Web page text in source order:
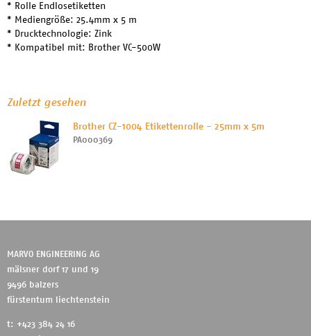
* Rolle Endlosetiketten
* Mediengröße: 25.4mm x 5 m
* Drucktechnologie: Zink
* Kompatibel mit: Brother VC-500W
Zuletzt gesehen
Brother CZ-1004 Etikettenrolle - 25mm x 5m
PA000369
MARVO ENGINEERING AG
mälsner dorf 17 und 19
9496 balzers
fürstentum liechtenstein
t: +423 384 24 16